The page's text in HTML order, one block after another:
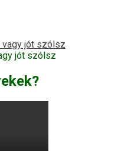
jót szólsz